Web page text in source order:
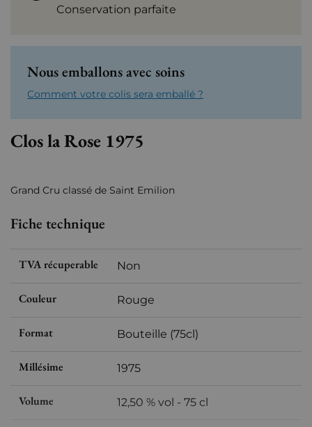
Conservation parfaite
Nous emballons avec soins
Comment votre colis sera emballé ?
Clos la Rose 1975
Grand Cru classé de Saint Emilion
Fiche technique
TVA récuperable Non
Couleur Rouge
Format Bouteille (75cl)
Millésime 1975
Volume 12,50 % vol - 75 cl